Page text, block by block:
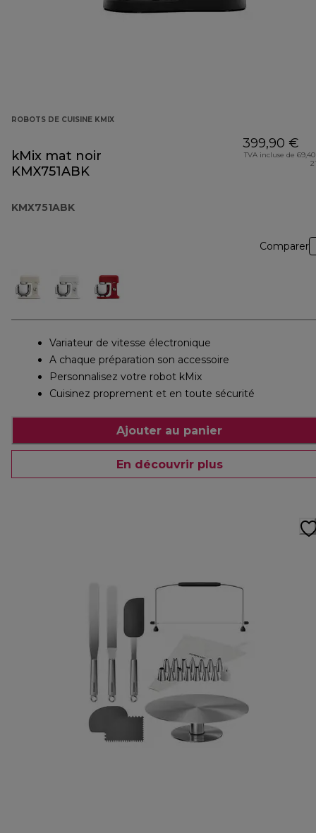
ROBOTS DE CUISINE KMIX
kMix mat noir
KMX751ABK
KMX751ABK
399,90 €
TVA incluse de
Comparer
Variateur de vitesse électronique
A chaque préparation son accessoire
Personnalisez votre robot kMix
Cuisinez proprement et en toute sécurité
Ajouter au panier
En découvrir plus